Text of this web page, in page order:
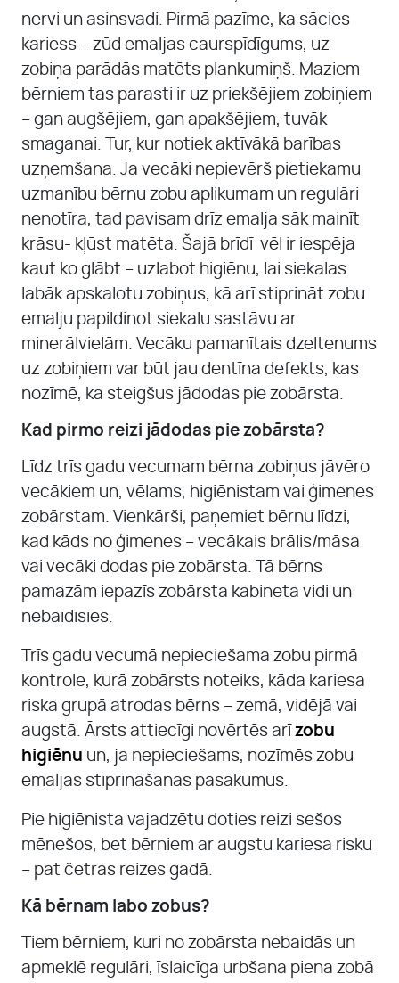
nervi un asinsvadi. Pirmā pazīme, ka sācies
kariess – zūd emaljas caurspīdīgums, uz
zobiņa parādās matēts plankumiņš. Maziem
bērniem tas parasti ir uz priekšējiem zobiņiem
– gan augšējiem, gan apakšējiem, tuvāk
smaganai. Tur, kur notiek aktīvākā barības
uzņemšana. Ja vecāki nepievērš pietiekamu
uzmanību bērnu zobu aplikumam un regulāri
nenotīra, tad pavisam drīz emalja sāk mainīt
krāsu- kļūst matēta. Šajā brīdī vēl ir iespēja
kaut ko glābt – uzlabot higiēnu, lai siekalas
labāk apskalotu zobiņus, kā arī stiprināt zobu
emalju papildinot siekalu sastāvu ar
minerālvielām. Vecāku pamanītais dzeltenums
uz zobiņiem var būt jau dentīna defekts, kas
nozīmē, ka steigšus jādodas pie zobārsta.
Kad pirmo reizi jādodas pie zobārsta?
Līdz trīs gadu vecumam bērna zobiņus jāvēro
vecākiem un, vēlams, higiēnistam vai ģimenes
zobārstam. Vienkārši, paņemiet bērnu līdzi,
kad kāds no ģimenes – vecākais brālis/māsa
vai vecāki dodas pie zobārsta. Tā bērns
pamazām iepazīs zobārsta kabineta vidi un
nebaidīsies.
Trīs gadu vecumā nepieciešama zobu pirmā
kontrole, kurā zobārsts noteiks, kāda kariesa
riska grupā atrodas bērns – zemā, vidējā vai
augstā. Ārsts attiecīgi novērtēs arī zobu
higiēnu un, ja nepieciešams, nozīmēs zobu
emaljas stiprināšanas pasākumus.
Pie higiēnista vajadzētu doties reizi sešos
mēnešos, bet bērniem ar augstu kariesa risku
– pat četras reizes gadā.
Kā bērnam labo zobus?
Tiem bērniem, kuri no zobārsta nebaidās un
apmeklē regulāri, īslaicīga urbšana piena zobā